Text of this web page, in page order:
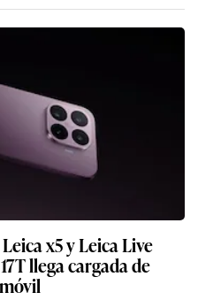
x5 y Leica Live
llega cargada de